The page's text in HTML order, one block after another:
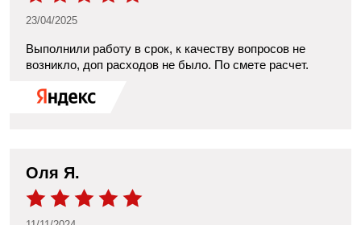
23/04/2025
Выполнили работу в срок, к качеству вопросов не
возникло, доп расходов не было. По смете расчет.
​Оля Я.